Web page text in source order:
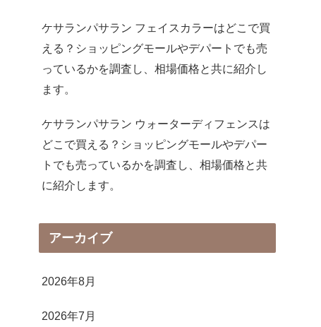
ケサランパサラン フェイスカラーはどこで買
える？ショッピングモールやデパートでも売
っているかを調査し、相場価格と共に紹介し
ます。
ケサランパサラン ウォーターディフェンスは
どこで買える？ショッピングモールやデパー
トでも売っているかを調査し、相場価格と共
に紹介します。
アーカイブ
2026年8月
2026年7月